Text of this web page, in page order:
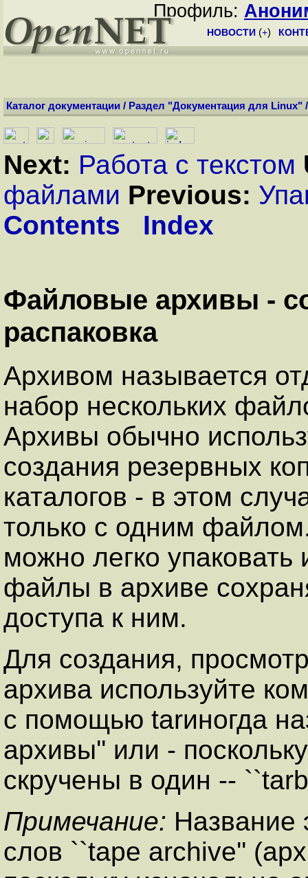
Профиль:
НОВОСТИ (+)
Каталог документации / Раздел "Документация для Linux"
Next: Работа с текстом
файлами Previous:
Contents
Index
Файловые архивы -
распаковка
Архивом называется
набор нескольких
Архивы обычно
создания резервных
каталогов - в этом
только с одним
можно легко упаковать
файлы в архиве
доступа к ним.
Для создания,
архива используйте
с помощью tarиногда
архивы'' или -
скручены в один --
Примечание: Название
слов ``tape archive''